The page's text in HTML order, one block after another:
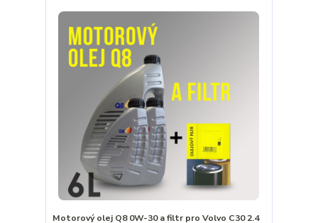
Motorový olej Q8 0W-30 a filtr pro Volvo C30 2.4